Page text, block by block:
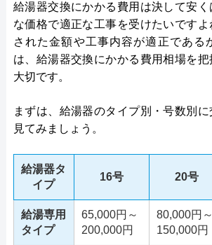
給湯器交換にかかる費用は決して安
な価格で適正な工事を受けたいです
された金額や工事内容が適正である
は、給湯器交換にかかる費用相場を
大切です。
まずは、給湯器のタイプ別・号数別
見てみましょう。
給湯器タ
イプ
16号 20号
給湯専用
タイプ
65,000円～
200,000円
80,000円～
150,000円